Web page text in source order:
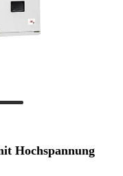
Hochspannung